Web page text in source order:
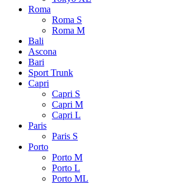
Roma
Roma S
Roma M
Bali
Ascona
Bari
Sport Trunk
Capri
Capri S
Capri M
Capri L
Paris
Paris S
Porto
Porto M
Porto L
Porto ML